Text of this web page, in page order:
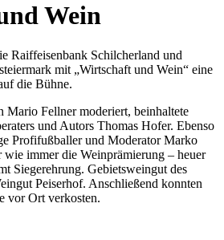
Wein
Raiffeisenbank Schilcherland und
mit „Wirtschaft und Wein“ eine
die Bühne.
Mario Fellner moderiert, beinhaltete
und Autors Thomas Hofer. Ebenso
Profifußballer und Moderator Marko
immer die Weinprämierung – heuer
Siegerehrung. Gebietsweingut des
Peiserhof. Anschließend konnten
vor Ort verkosten.